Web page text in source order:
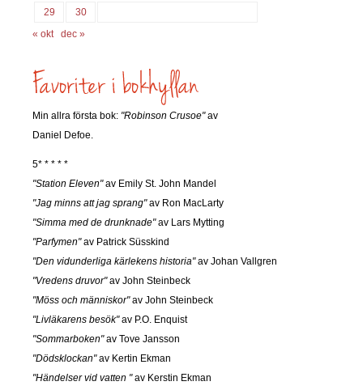
29
30
« okt
dec »
Min allra första bok: "Robinson Crusoe"av
Daniel Defoe.
5* * * * *
"Station Eleven"av Emily St. John Mandel
"Jag minns att jag sprang"av Ron MacLarty
"Simma med de drunknade"av Lars Mytting
"Parfymen"av Patrick Süsskind
"Den vidunderliga kärlekens historia"av Johan Vallgren
"Vredens druvor"av John Steinbeck
"Möss och människor"av John Steinbeck
"Livläkarens besök"av P.O. Enquist
"Sommarboken"av Tove Jansson
"Dödsklockan"av Kertin Ekman
"Händelser vid vatten "av Kerstin Ekman